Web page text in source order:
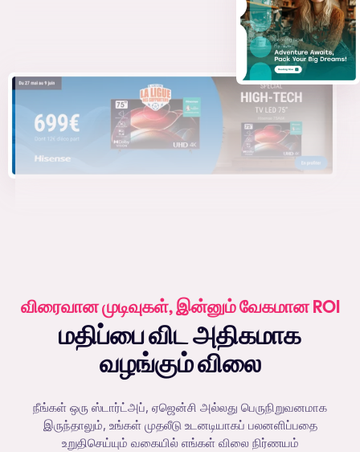
விரைவான முடிவுகள், இன்னும் வேகமான ROI
மதிப்பை விட அதிகமாக
வழங்கும் விலை
நீங்கள் ஒரு ஸ்டார்ட்அப், ஏஜென்சி அல்லது பெருநிறுவனமாக
இருந்தாலும், உங்கள் முதலீடு உடனடியாகப் பலனளிப்பதை
உறுதிசெய்யும் வகையில் எங்கள் விலை நிர்ணயம்